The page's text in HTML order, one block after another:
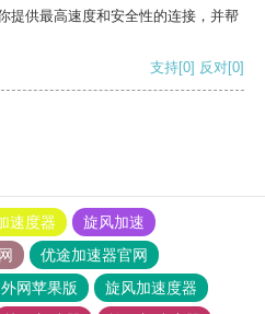
提供最高速度和安全性的连接，并帮
支持[0] 反对[0]
速度器
旋风加速
优途加速器官网
网苹果版
旋风加速度器